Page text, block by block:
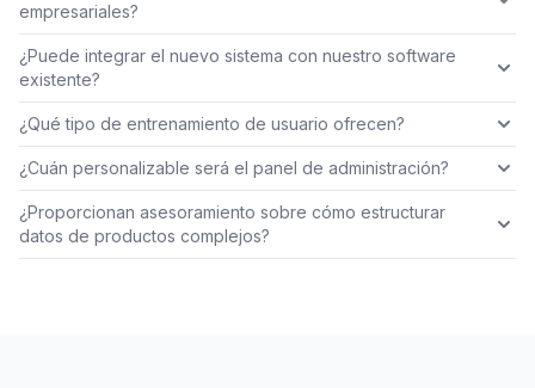
empresariales?
¿Puede integrar el nuevo sistema con nuestro software
existente?
¿Qué tipo de entrenamiento de usuario ofrecen?
¿Cuán personalizable será el panel de administración?
¿Proporcionan asesoramiento sobre cómo estructurar
datos de productos complejos?